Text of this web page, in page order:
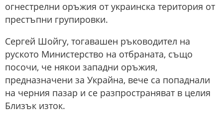
огнестрелни оръжия от украинска територия от
престъпни групировки.
Сергей Шойгу, тогавашен ръководител на
руското Министерство на отбраната, също
посочи, че някои западни оръжия,
предназначени за Украйна, вече са попаднали
на черния пазар и се разпространяват в целия
Близък изток.